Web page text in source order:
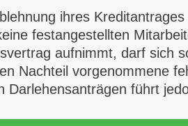
ihres
festangestellten
aufnimmt, darf sich
Nachteil vorgenommene
führt